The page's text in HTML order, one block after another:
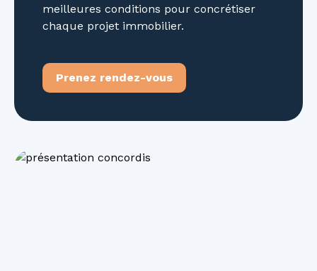
meilleures conditions pour concrétiser
chaque projet immobilier.
Prenez rendez-vous